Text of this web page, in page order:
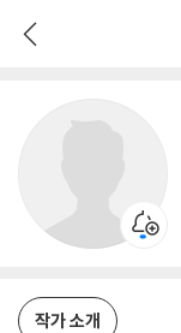
어
작가 소개